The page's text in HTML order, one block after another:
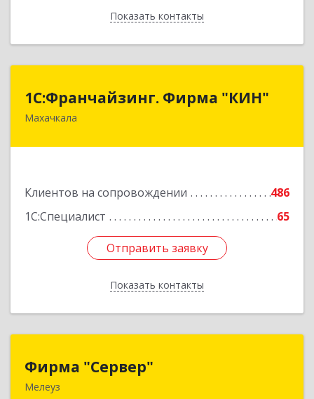
Показать контакты
Назад
1С:Франчайзинг. Фирма "КИН"
Махачкала
Клиентов на сопровождении
486
1С:Специалист
65
Отправить заявку
Показать контакты
1С:Франчайзинг. Фирма "КИН"
367030, Дагестан Респ, Махачкала г, И.Казака
Отправить заявку
Назад
Фирма "Сервер"
Мелеуз
453852, Башкортостан Респ, Мелеузовский р-н,